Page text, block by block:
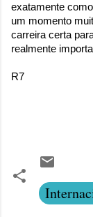
exatamente
um momento
carreira certa
realmente
R7